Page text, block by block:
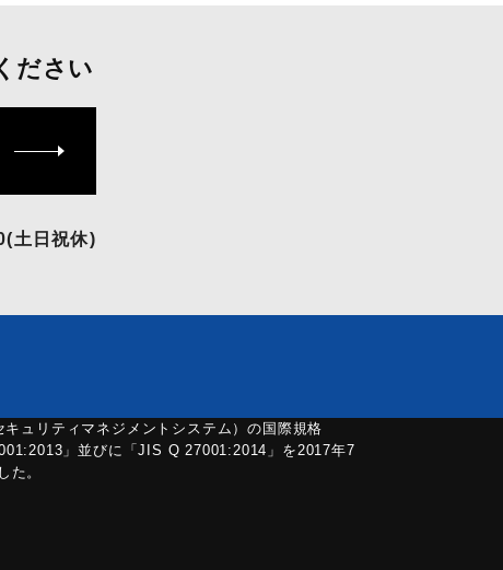
ださい
(土日祝休)
キュリティマネジメントシステム）の国際規格
」並びに「JIS Q 27001:2014」を2017年7
た。